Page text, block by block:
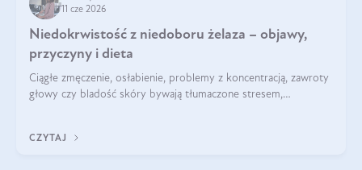
11 cze 2026
Niedokrwistość z niedoboru żelaza – objawy,
przyczyny i dieta
Ciągłe zmęczenie, osłabienie, problemy z koncentracją, zawroty
głowy czy bladość skóry bywają tłumaczone stresem,
CZYTAJ